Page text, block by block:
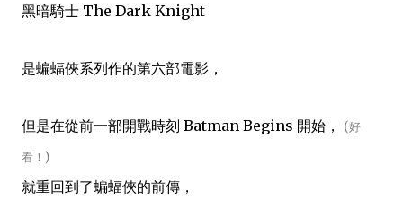
黑暗騎士 The Dark Knight
是蝙蝠俠系列作的第六部電影，
但是在從前一部開戰時刻 Batman Begins 開始，
(好
看！)
就重回到了蝙蝠俠的前傳，